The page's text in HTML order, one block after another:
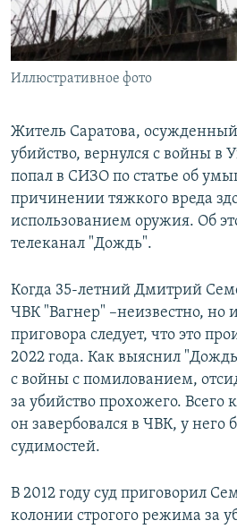
СОЦИАЛЬНЫЕ СЕТИ
Все сайты РСЕ/РС
Иллюстративное фото
Житель Саратова, осужденный
убийство, вернулся с войны в
попал в СИЗО по статье об
причинении тяжкого вреда
использованием оружия. Об
телеканал "Дождь".
Когда 35-летний Дмитрий
ЧВК "Вагнер" –неизвестно, но
приговора следует, что это
2022 года. Как выяснил
с войны с помилованием,
за убийство прохожего. Всего
он завербовался в ЧВК, у него
судимостей.
В 2012 году суд приговорил
колонии строгого режима за